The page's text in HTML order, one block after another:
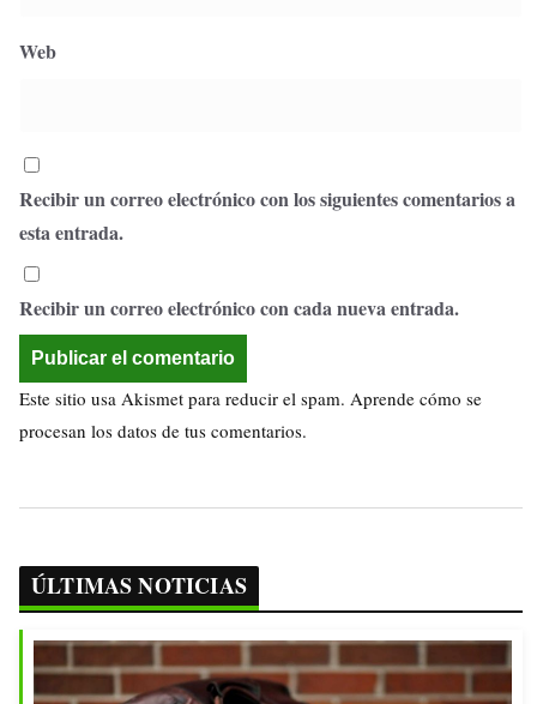
Web
Recibir un correo electrónico con los siguientes comentarios a
esta entrada.
Recibir un correo electrónico con cada nueva entrada.
Este sitio usa Akismet para reducir el spam. Aprende cómo se
procesan los datos de tus comentarios.
ÚLTIMAS NOTICIAS